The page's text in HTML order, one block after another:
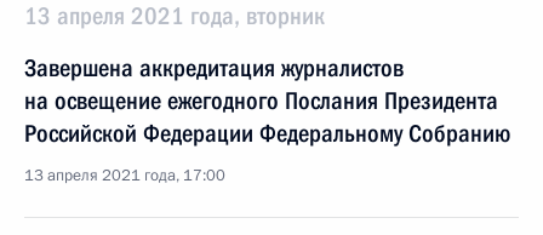
13 апреля 2021 года, вторник
Завершена аккредитация журналистов
на освещение ежегодного Послания Президента
Российской Федерации Федеральному Собранию
13 апреля 2021 года, 17:00